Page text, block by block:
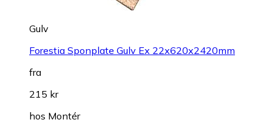
Gulv
Forestia Sponplate Gulv Ex 22x620x2420mm
fra
215 kr
hos Montér